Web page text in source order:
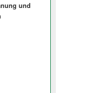
und